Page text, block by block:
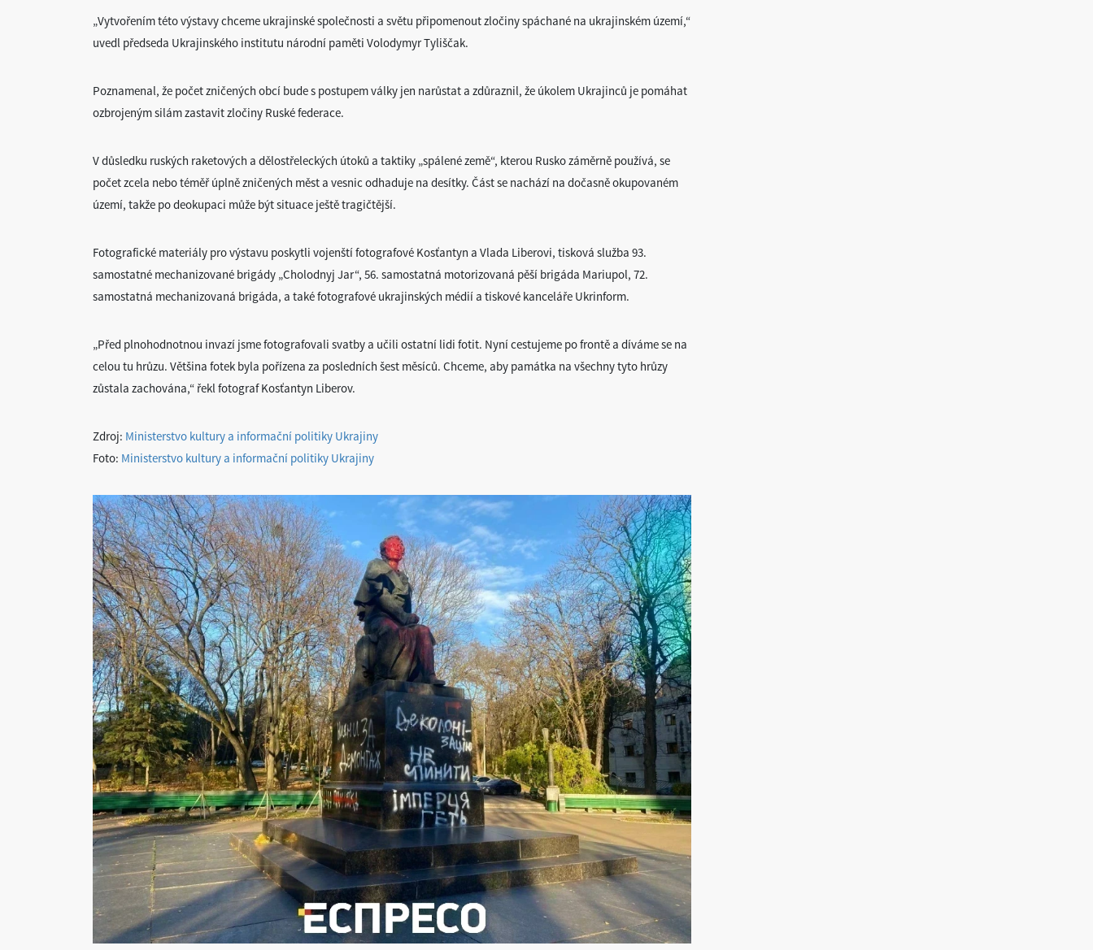
„Vytvořením této výstavy chceme ukrajinské společnosti a světu připomenout zločiny spáchané na ukrajinském území,“
uvedl předseda Ukrajinského institutu národní paměti Volodymyr Tyliščak.
Poznamenal, že počet zničených obcí bude s postupem války jen narůstat a zdůraznil, že úkolem Ukrajinců je pomáhat
ozbrojeným silám zastavit zločiny Ruské federace.
V důsledku ruských raketových a dělostřeleckých útoků a taktiky „spálené země“, kterou Rusko záměrně používá, se
počet zcela nebo téměř úplně zničených měst a vesnic odhaduje na desítky. Část se nachází na dočasně okupovaném
území, takže po deokupaci může být situace ještě tragičtější.
Fotografické materiály pro výstavu poskytli vojenští fotografové Kosťantyn a Vlada Liberovi, tisková služba 93.
samostatné mechanizované brigády „Cholodnyj Jar“, 56. samostatná motorizovaná pěší brigáda Mariupol, 72.
samostatná mechanizovaná brigáda, a také fotografové ukrajinských médií a tiskové kanceláře Ukrinform.
„Před plnohodnotnou invazí jsme fotografovali svatby a učili ostatní lidi fotit. Nyní cestujeme po frontě a díváme se na
celou tu hrůzu. Většina fotek byla pořízena za posledních šest měsíců. Chceme, aby památka na všechny tyto hrůzy
zůstala zachována,“ řekl fotograf Kosťantyn Liberov.
Zdroj: Ministerstvo kultury a informační politiky Ukrajiny
Foto: Ministerstvo kultury a informační politiky Ukrajiny